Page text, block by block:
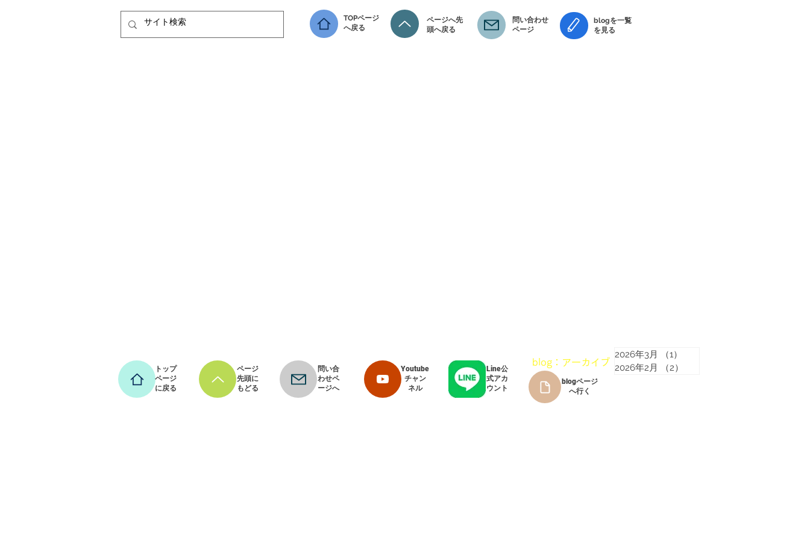
TOPページ
へ戻る
ページへ先
頭へ戻る
問い合わせ​
ページ
blogを一覧
を見る
トップ
ページ
に戻る
ページ
先頭に
もどる
問い合
わせペ
ージへ
Youtube
チャン
ネル
Line公
式アカ
ウント
​blog：アーカイブ
blogページ
へ行く
2026年3月 （1）
2026年2月
（2）